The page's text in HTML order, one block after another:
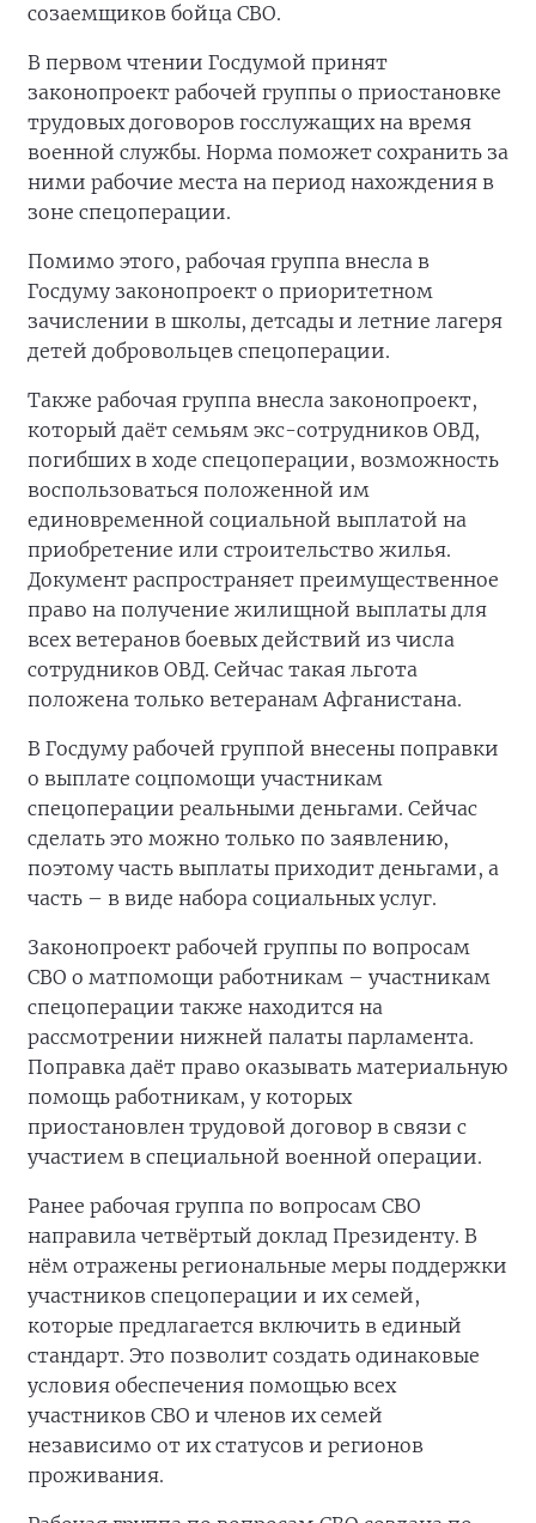
созаемщиков бойца СВО.
В первом чтении Госдумой принят
законопроект рабочей группы о приостановке
трудовых договоров госслужащих на время
военной службы. Норма поможет сохранить за
ними рабочие места на период нахождения в
зоне спецоперации.
Помимо этого, рабочая группа внесла в
Госдуму законопроект о приоритетном
зачислении в школы, детсады и летние лагеря
детей добровольцев спецоперации.
Также рабочая группа внесла законопроект,
который даёт семьям экс-сотрудников ОВД,
погибших в ходе спецоперации, возможность
воспользоваться положенной им
единовременной социальной выплатой на
приобретение или строительство жилья.
Документ распространяет преимущественное
право на получение жилищной выплаты для
всех ветеранов боевых действий из числа
сотрудников ОВД. Сейчас такая льгота
положена только ветеранам Афганистана.
В Госдуму рабочей группой внесены поправки
о выплате соцпомощи участникам
спецоперации реальными деньгами. Сейчас
сделать это можно только по заявлению,
поэтому часть выплаты приходит деньгами, а
часть – в виде набора социальных услуг.
Законопроект рабочей группы по вопросам
СВО о матпомощи работникам – участникам
спецоперации также находится на
рассмотрении нижней палаты парламента.
Поправка даёт право оказывать материальную
помощь работникам, у которых
приостановлен трудовой договор в связи с
участием в специальной военной операции.
Ранее рабочая группа по вопросам СВО
направила четвёртый доклад Президенту. В
нём отражены региональные меры поддержки
участников спецоперации и их семей,
которые предлагается включить в единый
стандарт. Это позволит создать одинаковые
условия обеспечения помощью всех
участников СВО и членов их семей
независимо от их статусов и регионов
проживания.